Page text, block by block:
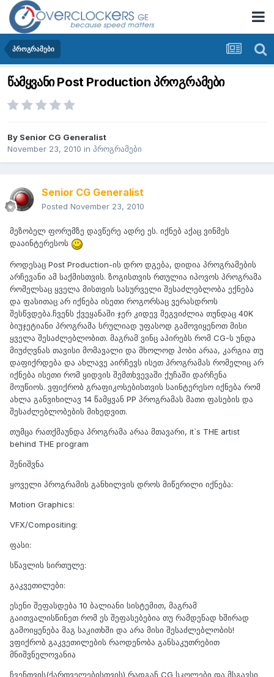
პროგრამები
წამყვანი Post Production პროგრამები
By Senior CG Generalist
November 23, 2010 in პროგრამები
Senior CG Generalist
Posted November 23, 2010
მეზობელ ფორუმზე დავწერე ადრე ეს. იქნებ აქაც ვინმეს
დააინტერესოს
როდესაც Post Production-ის დრო დგება, დიდია პროგრამების
არჩევანი ამ საქმისთვის. ზოგისთვის რთულია იპოვოს პროგრამა
რომელსაც ყველა მისთვის სასურველი შესაძლებლობა ექნება
და ფასითაც არ იქნება ისეთი როგორსაც ვერასდროს
შესწვდება.ჩვენს ქვეყანაში ჯერ კიდევ შეგვიძლია თუნდაც 40K
ბიუჯეტიანი პროგრამა სრულიად უფასოდ გამოვიყენოთ მისი
ყველა შესაძლებლობით. მაგრამ ვინც აპირებს რომ CG-ს უნდა
მიუძღვნას თავისი მომავალი და მხოლოდ ჰობი არაა, კარგია თუ
დაფიქრდება და ახლავე აირჩევს ისეთ პროგრამას რომელიც არ
იქნება ისეთი რომ ყიდვის შემთხვევაში ქუჩაში დარჩენა
მოუწიოს. ვფიქრობ გრაფიკოსებისთვის საინტერესო იქნება რომ
ახლა განვიხილავ 14 წამყვან PP პროგრამას მათი ფასების და
შესაძლებლობების მიხედვით.
თუმცა რათქმაუნდა პროგრამა არაა მთავარი, it`s THE artist
behind THE program
შენიშვნა
ყოველი პროგრამის განხილვის დროს მიწერილი იქნება:
Motion Graphics:
VFX/Compositing:
ფასი:
სწავლის სირთულე:
გაკვეთილები:
ესენი შეფასდება 10 ბალიანი სისტემით, მაგრამ
გაითვალისწინეთ რომ ეს შეფასებებია თუ რამდენად ხშირად
გამოიყენება მაგ საკითხში და არა მისი შესაძლებლობის!
ვფიქრობ გაკვეთილების რაოდენობა განსაკუთრებით
მნიშვნელოვანია
ჩვენთვის(ქართველებისთვის) რადგან CG სკოლები და მსგავსი